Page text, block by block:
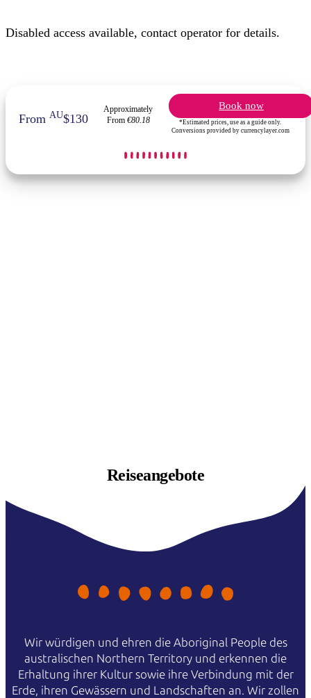
Disabled access available, contact operator for details.
From AU$130
Approximately
From €80.18
Book now
*Estimated prices, use as a guide only.
Conversions provided by currencylayer.com
Reiseangebote
Wir würdigen und ehren die Aboriginal People des
australischen Northern Territory und erkennen die
Erhaltung ihrer Kultur sowie ihre Verbindung mit der
Erde, ihren Gewässern und Landschaften an. Wir zollen